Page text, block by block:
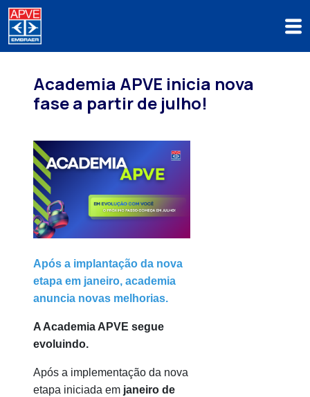
Academia APVE inicia nova
fase a partir de julho!
Após a implantação da nova
etapa em janeiro, academia
anuncia novas melhorias.
A Academia APVE segue
evoluindo.
Após a implementação da nova
etapa iniciada em janeiro de